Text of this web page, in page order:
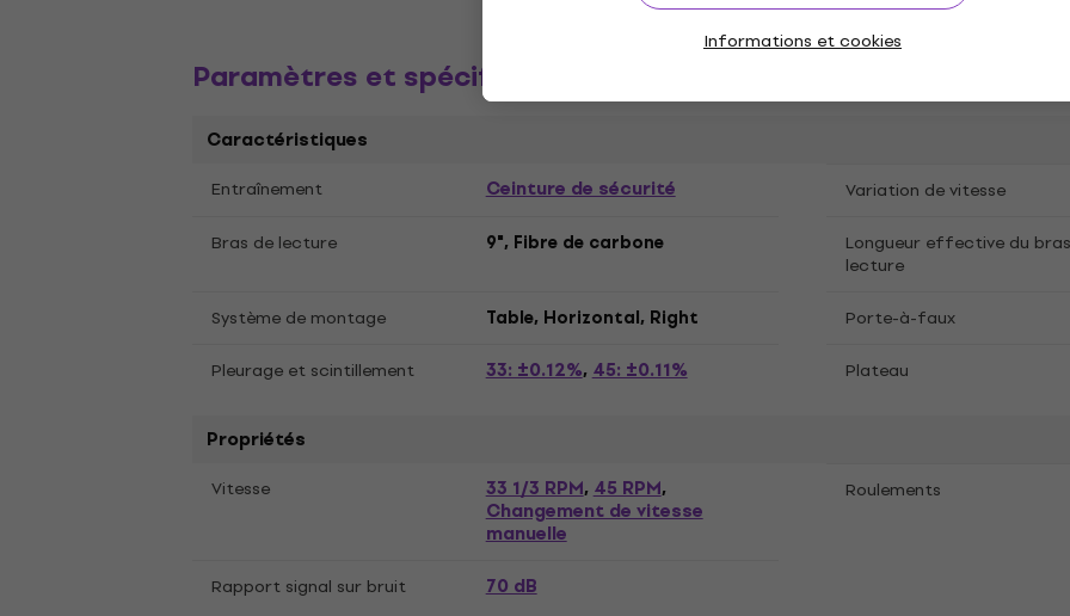
Informations et cookies
Paramètres et spécifications
Caractéristiques
Entraînement Ceinture de sécurité Variation de vitesse
Bras de lecture
9", Fibre de carbone
Longueur effective du
lecture
Système de montage Table, Horizontal, Right Porte-à-faux
Pleurage et scintillement 33: ±0.12%,45: ±0.11% Plateau
Propriétés
Vitesse 33 1/3 RPM,45 RPM,
Changement de vitesse
manuelle
Roulements
Rapport signal sur bruit 70 dB